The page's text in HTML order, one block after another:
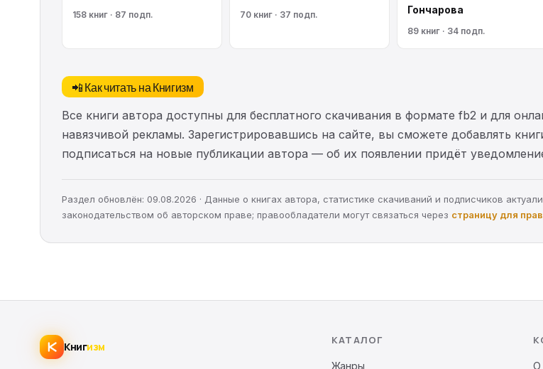
158 книг · 87 подп. 70 книг · 37 подп.
Гончарова
89 книг · 34 подп.
📲 Как читать на Книгизм
Все книги автора доступны для бесплатного скачивания в формате fb2 и для
навязчивой рекламы. Зарегистрировавшись на сайте, вы сможете добавлять
подписаться на новые публикации автора — об их появлении придёт
Раздел обновлён: 09.08.2026 · Данные о книгах автора, статистике скачиваний и подписчиков
законодательством об авторском праве; правообладатели могут связаться через страницу для
Книгизм
КАТАЛОГ
Жанры О